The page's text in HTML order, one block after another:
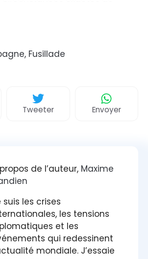
, Fusillade
Tweeter Envoyer
de l’auteur, Maxime
suis les crises
les tensions
et les
qui redessinent
mondiale. J’essaie